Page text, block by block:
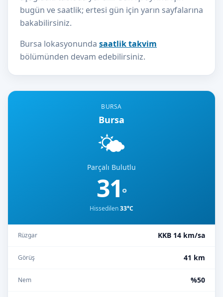
BURSA
Bursa
🌤️
Parçalı Bulutlu
31°
Hissedilen33°C
Rüzgar KKB 14 km/sa
Görüş 41 km
Nem %50
bugün ve saatlik; ertesi gün için yarın sayfalarına
bakabilirsiniz.
Bursa lokasyonunda saatlik takvim
bölümünden devam edebilirsiniz.